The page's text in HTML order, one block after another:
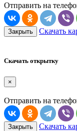
Отправить на
Закрыть Скачать
Скачать открытку
×
Отправить на
Закрыть Скачать